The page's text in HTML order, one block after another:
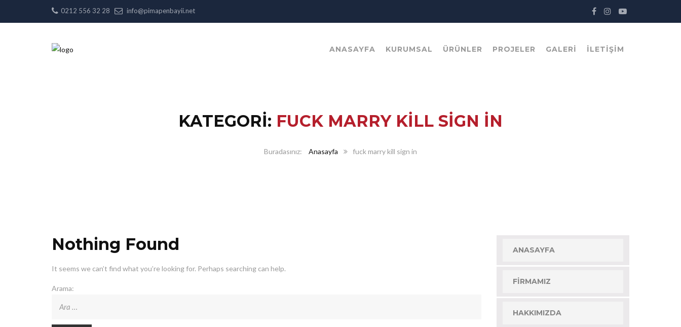
0212 556 32 28 info@pimapenbayii.net
ANASAYFA KURUMSAL ÜRÜNLER PROJELER GALERI İLETIŞIM
KATEGORI: FUCK MARRY KILL SIGN IN
Anasayfa fuck marry kill sign in
Nothing Found
It seems we can’t find what you’re looking for. Perhaps searching can help.
Arama:
ANASAYFA
FIRMAMIZ
HAKKIMIZDA